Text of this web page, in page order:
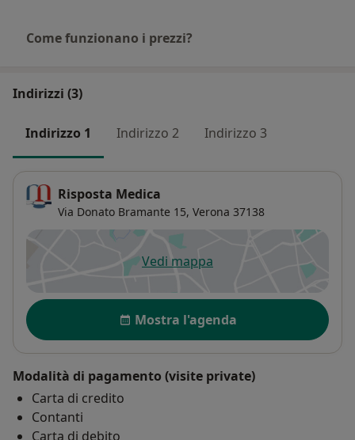
Come funzionano i prezzi?
Indirizzi (3)
Indirizzo 1 Indirizzo 2 Indirizzo 3
Risposta Medica
Via Donato Bramante 15, Verona 37138
Vedi mappasi apre in una nuova scheda
Disponibilità
Mostra l'agenda
Modalità di pagamento (visite private)
Carta di credito
Contanti
Carta di debito